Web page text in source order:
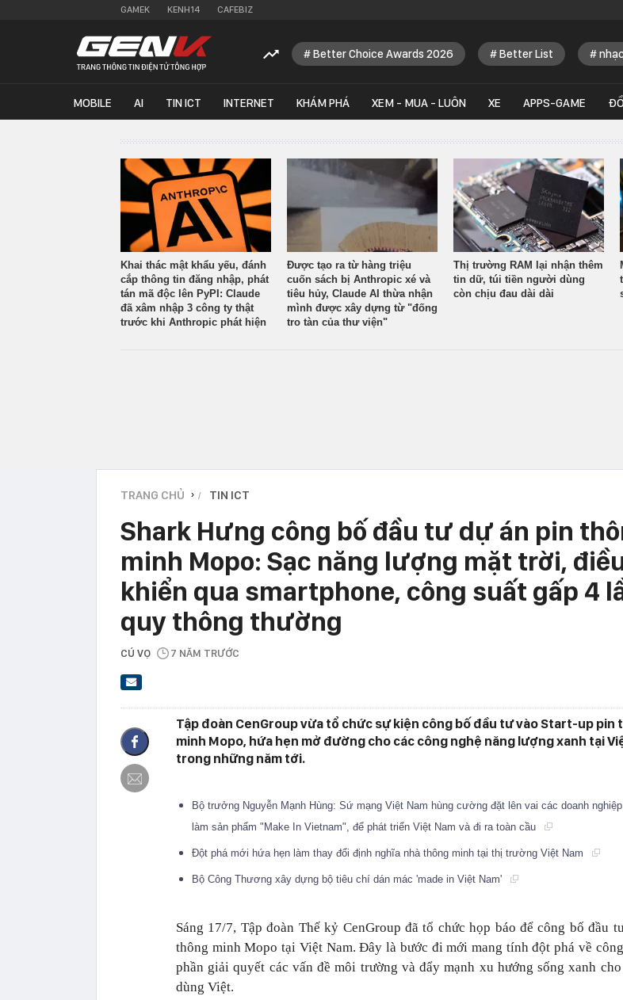
GAMEK KENH14 CAFEBIZ
Better Choice Awards 2026 Better List
MOBILE AI TIN ICT INTERNET KHÁM PHÁ XEM - MUA - LUÔN XE APPS-GAME
Khai thác mật khẩu yếu, đánh
cắp thông tin đăng nhập, phát
tán mã độc lên PyPI: Claude
đã xâm nhập 3 công ty thật
trước khi Anthropic phát hiện
Được tạo ra từ hàng triệu
cuốn sách bị Anthropic xé và
tiêu hủy, Claude AI thừa nhận
mình được xây dựng từ "đống
tro tàn của thư viện"
Thị trường RAM lại nhận thêm
tin dữ, túi tiền người dùng
còn chịu đau dài dài
TRANG CHỦ › TIN ICT
Shark Hưng công bố đầu tư dự án pin
minh Mopo: Sạc năng lượng mặt trời,
khiển qua smartphone, công suất gấp 4
quy thông thường
CÚ VỌ 7 NĂM TRƯỚC
Tập đoàn CenGroup vừa tổ chức sự kiện công bố đầu tư vào Start-up pin
minh Mopo, hứa hẹn mở đường cho các công nghệ năng lượng xanh tại
trong những năm tới.
Bộ trưởng Nguyễn Mạnh Hùng: Sứ mạng Việt Nam hùng cường đặt lên vai các doanh
làm sản phẩm "Make In Vietnam", để phát triển Việt Nam và đi ra toàn cầu
Đột phá mới hứa hẹn làm thay đổi định nghĩa nhà thông minh tại thị trường Việt Nam
Bộ Công Thương xây dựng bộ tiêu chí dán mác 'made in Việt Nam'
Sáng 17/7, Tập đoàn Thế kỷ CenGroup đã tổ chức họp báo để công bố đầu
thông minh Mopo tại Việt Nam. Đây là bước đi mới mang tính đột phá về
phần giải quyết các vấn đề môi trường và đẩy mạnh xu hướng sống xanh
dùng Việt.